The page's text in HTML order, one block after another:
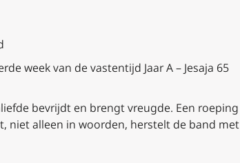
week van de vastentijd Jaar A – Jesaja 65
bevrijdt en brengt vreugde. Een roeping
niet alleen in woorden, herstelt de band met